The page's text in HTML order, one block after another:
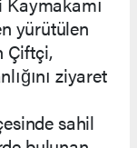
yürütülen
Çiftçi,
ziyaret
sahil